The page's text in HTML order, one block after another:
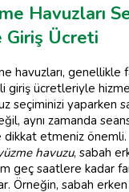
Havuzları
Giriş Ücreti
havuzları, genellikle
giriş ücretleriyle
seçiminizi yaparken
aynı zamanda
etmeniz önemli.
havuzu, sabah
geç saatlere kadar
Örneğin, sabah